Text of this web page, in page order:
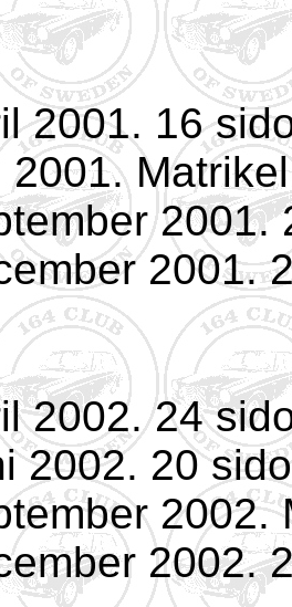
2001. 16
2001.
2001.
2001.
2002. 24
2002. 20
2002.
2002.